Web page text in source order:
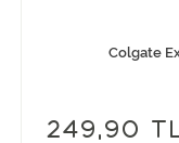
Colgate
249,90